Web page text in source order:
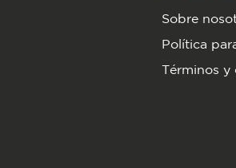
Sobre
Política
Términos y